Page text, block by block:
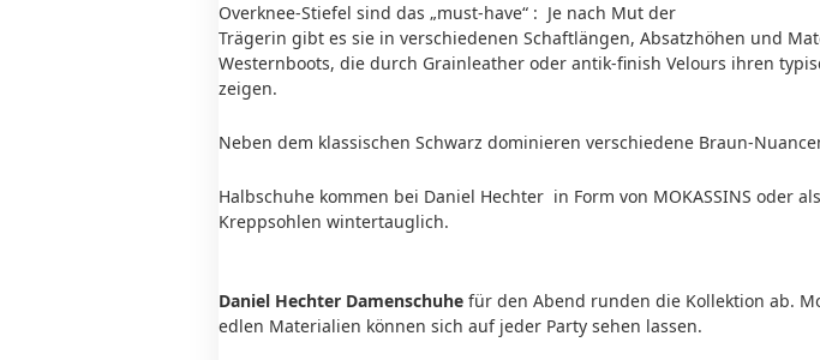
Overknee-Stiefel sind das „must-have“ : Je nach Mut der
Trägerin gibt es sie in verschiedenen Schaftlängen, Absatzhöhen und
Westernboots, die durch Grainleather oder antik-finish Velours ihren
zeigen.
Neben dem klassischen Schwarz dominieren verschiedene Braun-
Halbschuhe kommen bei Daniel Hechter in Form von MOKASSINS oder
Kreppsohlen wintertauglich.
Daniel Hechter Damenschuhe für den Abend runden die Kollektion ab.
edlen Materialien können sich auf jeder Party sehen lassen.